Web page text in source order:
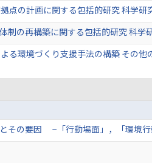
点の計画に関する包括的研究 科学研
の再構築に関する包括的研究 科学
る環境づくり支援手法の構築 その
その要因 −「行動場面」，「環境